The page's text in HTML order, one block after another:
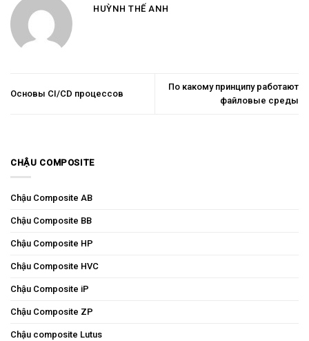
HUỲNH THẾ ANH
Основы CI/CD процессов
По какому принципу работают
файловые среды
CHẬU COMPOSITE
Chậu Composite AB
Chậu Composite BB
Chậu Composite HP
Chậu Composite HVC
Chậu Composite iP
Chậu Composite ZP
Chậu composite Lutus